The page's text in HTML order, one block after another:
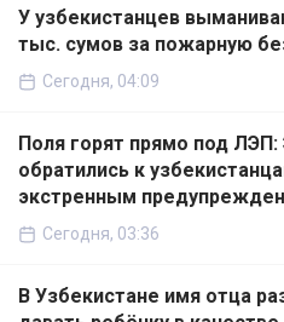
У узбекистанцев
тыс. сумов за пожарную
Сегодня, 04:09
Поля горят прямо под ЛЭП:
обратились к
экстренным
Сегодня, 03:36
В Узбекистане имя отца